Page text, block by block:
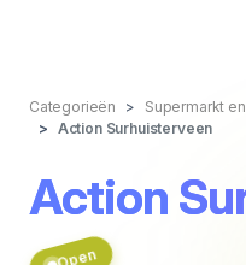
Categorieën Supermarkt
Action Surhuisterveen
Action
Open